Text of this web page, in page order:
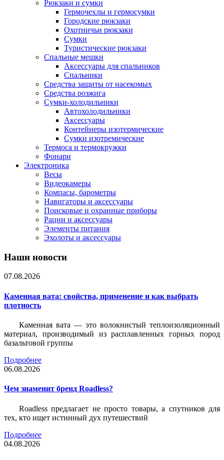
Рюкзаки и сумки
Гермочехлы и гермосумки
Городские рюкзаки
Охотничьи рюкзаки
Сумки
Туристические рюкзаки
Спальные мешки
Аксессуары для спальников
Спальники
Средства защиты от насекомых
Средства розжига
Сумки-холодильники
Автохолодильники
Аксессуары
Контейнеры изотермические
Сумки изотремические
Термоса и термокружки
Фонари
Электроника
Весы
Видеокамеры
Компасы, барометры
Навигаторы и аксессуары
Поисковые и охранные приборы
Рации и аксессуары
Элементы питания
Эхолоты и аксессуары
Наши новости
07.08.2026
Каменная вата: свойства, применение и как выбрать
плотность
Каменная вата — это волокнистый теплоизоляционный
материал, производимый из расплавленных горных пород
базальтовой группы
Подробнее
06.08.2026
Чем знаменит бренд Roadless?
Roadless предлагает не просто товары, а спутников для
тех, кто ищет истинный дух путешествий
Подробнее
04.08.2026